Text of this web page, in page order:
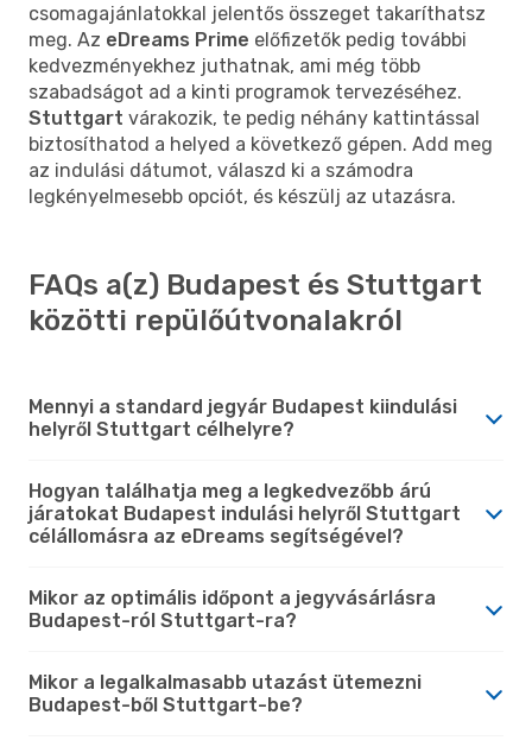
csomagajánlatokkal jelentős összeget takaríthatsz
meg. Az eDreams Prime előfizetők pedig további
kedvezményekhez juthatnak, ami még több
szabadságot ad a kinti programok tervezéséhez.
Stuttgart várakozik, te pedig néhány kattintással
biztosíthatod a helyed a következő gépen. Add meg
az indulási dátumot, válaszd ki a számodra
legkényelmesebb opciót, és készülj az utazásra.
FAQs a(z) Budapest és Stuttgart
közötti repülőútvonalakról
Mennyi a standard jegyár Budapest kiindulási
helyről Stuttgart célhelyre?
Hogyan találhatja meg a legkedvezőbb árú
járatokat Budapest indulási helyről Stuttgart
célállomásra az eDreams segítségével?
Mikor az optimális időpont a jegyvásárlásra
Budapest-ról Stuttgart-ra?
Mikor a legalkalmasabb utazást ütemezni
Budapest-ből Stuttgart-be?